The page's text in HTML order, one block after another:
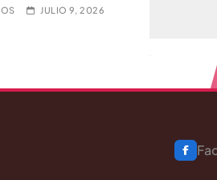
JULIO 9, 2026